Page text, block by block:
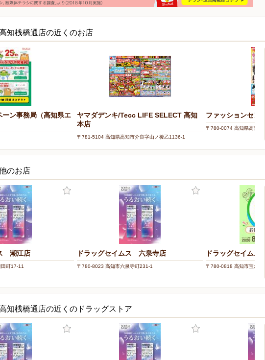
知桟橋通店の近くのお店
ン事務局（高知県エ
ヤマダデンキ/Tecc LIFE SELECT 高知
本店
〒781-5104 高知県高知市介良字山ノ後乙1136-1
ファッションセン
〒780-0074 高知県高知市
のお店
潮江店
町17-11
ドラッグセイムス 六泉寺店
〒780-8023 高知市六泉寺町231-1
ドラッグセイムス
〒780-0818 高知市宝永町
知桟橋通店の近くのドラッグストア